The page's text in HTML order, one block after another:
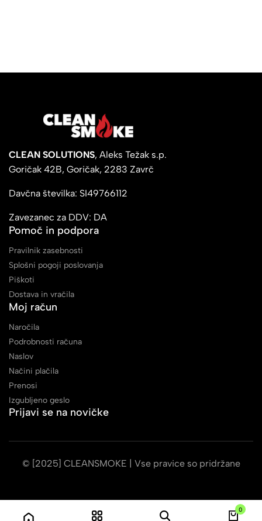
CLEAN SOLUTIONS, Aleks Težak s.p.
Goričak 42B, Goričak, 2283 Zavrč
Davčna številka: SI49766112
Zavezanec za DDV: DA
Pomoč in podpora
Pravilnik zasebnosti
Splošni pogoji poslovanja
Piškoti
Dostava in vračila
Moj račun
Naročila
Podrobnosti računa
Naslov
Načini plačila
Prenosi
Izgubljeno geslo
Prijavi se na novičke
© [2025] CLEANSMOKE | Vse pravice so pridržane
0